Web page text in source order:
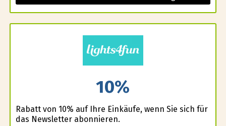
10%
Rabatt von 10% auf Ihre Einkäufe, wenn Sie sich für
das Newsletter abonnieren.